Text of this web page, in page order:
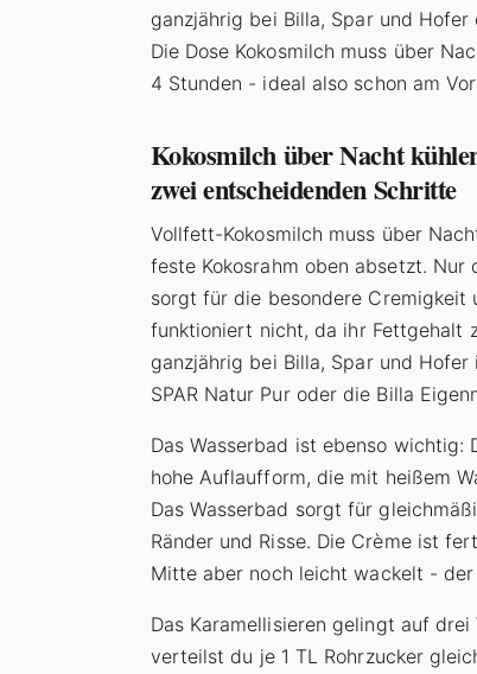
ganzjährig bei Billa, Spar und
Die Dose Kokosmilch muss über
4 Stunden - ideal also schon am
Kokosmilch über Nacht
zwei entscheidenden Schritte
Vollfett-Kokosmilch muss über
feste Kokosrahm oben absetzt.
sorgt für die besondere Cremigkeit
funktioniert nicht, da ihr Fettgehalt
ganzjährig bei Billa, Spar und
SPAR Natur Pur oder die Billa
Das Wasserbad ist ebenso wichtig:
hohe Auflaufform, die mit heißem
Das Wasserbad sorgt für
Ränder und Risse. Die Crème ist
Mitte aber noch leicht wackelt - der
Das Karamellisieren gelingt auf
verteilst du je 1 TL Rohrzucker